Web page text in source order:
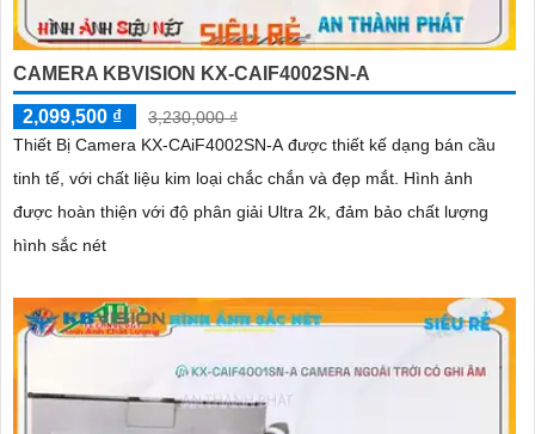
CAMERA KBVISION KX-CAIF4002SN-A
2,099,500 ₫
3,230,000 ₫
Thiết Bị Camera KX-CAiF4002SN-A được thiết kế dạng bán cầu
tinh tế, với chất liệu kim loại chắc chắn và đẹp mắt. Hình ảnh
được hoàn thiện với độ phân giải Ultra 2k, đảm bảo chất lượng
hình sắc nét